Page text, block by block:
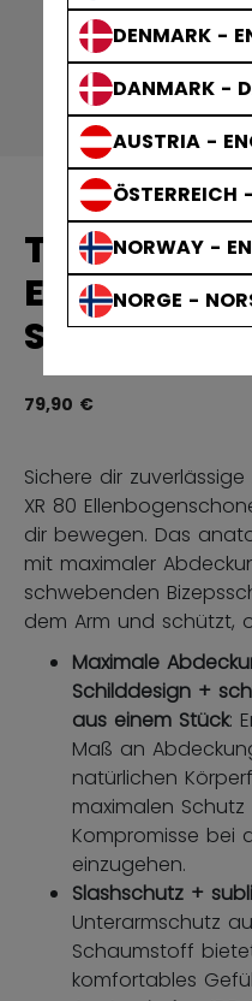
DENMARK -
DANMARK -
AUSTRIA -
ÖSTERREICH
NORWAY -
NORGE -
TACKS XR
SENIOR
79,90 €
Sichere dir
XR 80
dir bewegen. Das
mit maximaler
schwebenden
dem Arm und schützt,
Maximale
Schilddesign +
aus einem Stück:
Maß an
natürlichen
maximalen
Kompromisse bei
einzugehen.
Slashschutz +
Unterarmschutz
Schaumstoff
komfortables